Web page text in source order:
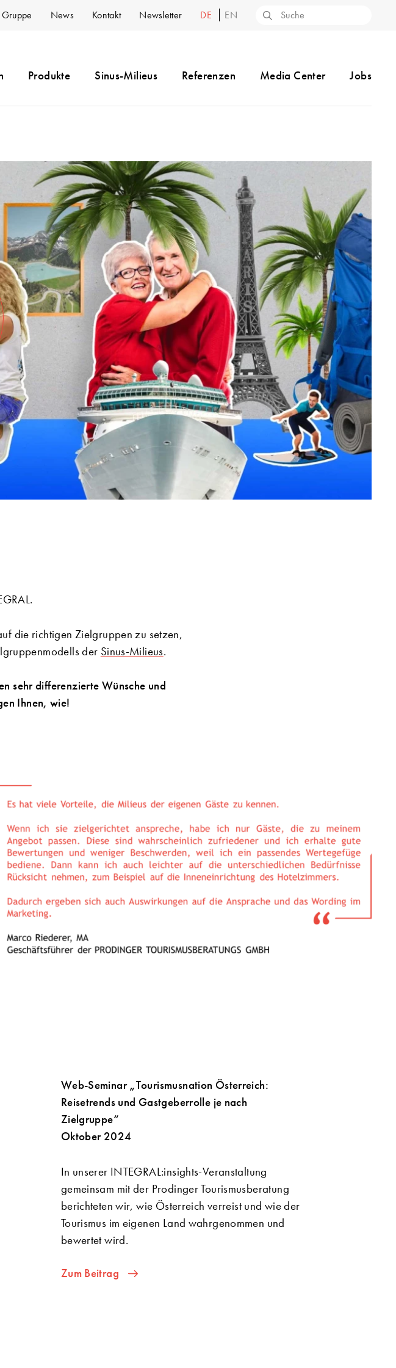
News Kontakt Newsletter DE EN
Produkte Sinus-Milieus Referenzen Media Center Jobs
die richtigen Zielgruppen zu setzen,
der Sinus-Milieus.
sehr differenzierte Wünsche und
Ihnen, wie!
Web-Seminar „Tourismusnation Österreich:
Reisetrends und Gastgeberrolle je nach
Zielgruppe“
Oktober 2024
In unserer INTEGRAL:insights-Veranstaltung
gemeinsam mit der Prodinger Tourismusberatung
berichteten wir, wie Österreich verreist und wie der
Tourismus im eigenen Land wahrgenommen und
bewertet wird.
Zum Beitrag